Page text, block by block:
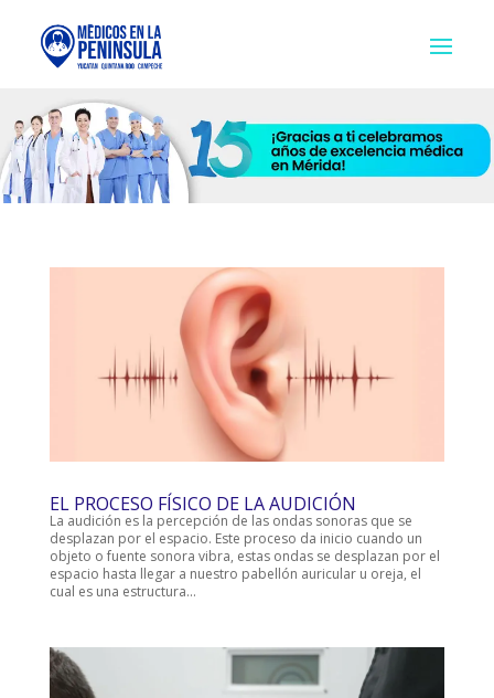
EL PROCESO FÍSICO DE LA AUDICIÓN
La audición es la percepción de las ondas sonoras que se
desplazan por el espacio. Este proceso da inicio cuando un
objeto o fuente sonora vibra, estas ondas se desplazan por el
espacio hasta llegar a nuestro pabellón auricular u oreja, el
cual es una estructura...